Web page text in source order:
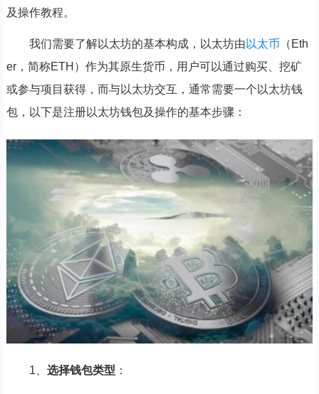
及操作教程。
我们需要了解以太坊的基本构成，以太坊由 以太币 （Eth
er，简称ETH）作为其原生货币，用户可以通过购买、挖矿
或参与项目获得，而与以太坊交互，通常需要一个以太坊钱
包，以下是注册以太坊钱包及操作的基本步骤：
1、 选择钱包类型 ：